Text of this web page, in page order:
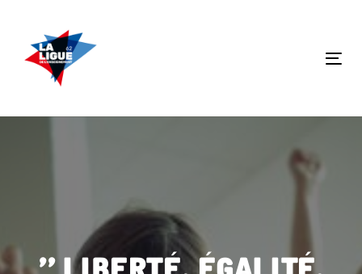
to
primary
navigation
to
” Liberté, égalité,